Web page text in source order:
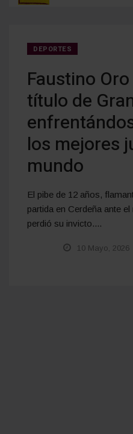
DEPORTES
Faustino
título de
los mejores
mundo
El pibe de 12 años,
partida en Cerdeña ante
perdió su invicto....
10 Mayo, 2026